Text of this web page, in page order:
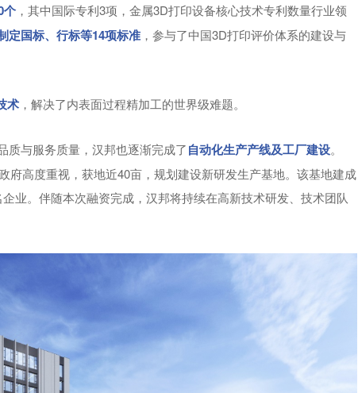
个 ，其中国际专利3项，金属3D打印设备核心技术专利数量行业领
定国标、行标等14项标准 ，参与了中国3D打印评价体系的建设与
术 ，解决了内表面过程精加工的世界级难题。
质与服务质量，汉邦也逐渐完成了自动化生产产线及工厂建设。
府高度重视，获地近40亩，规划建设新研发生产基地。该基地建成
业。伴随本次融资完成，汉邦将持续在高新技术研发、技术团队